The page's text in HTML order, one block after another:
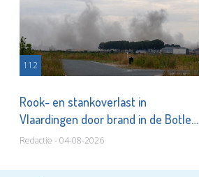
112
Rook- en stankoverlast in
Vlaardingen door brand in de Botlek
Redactie - 04-08-2026